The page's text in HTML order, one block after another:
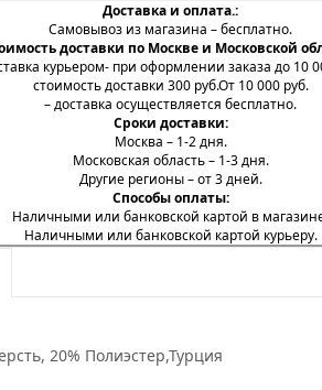
Доставка и оплата.:
Самовывоз из магазина – бесплатно.
доставки по Москве и Московской
курьером- при оформлении заказа до 10
стоимость доставки 300 руб.От 10 000 руб.
– доставка осуществляется бесплатно.
Сроки доставки:
Москва – 1-2 дня.
Московская область – 1-3 дня.
Другие регионы – от 3 дней.
Способы оплаты:
Наличными или банковской картой в
Наличными или банковской картой курьеру.
20% Полиэстер,Турция